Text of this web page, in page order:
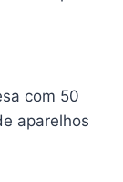
com 50
aparelhos